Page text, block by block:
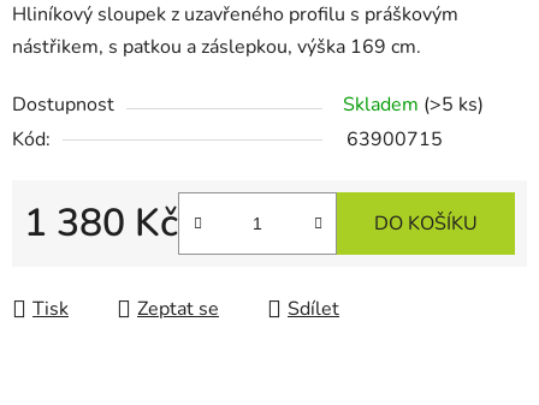
Hliníkový sloupek z uzavřeného profilu s práškovým
nástřikem, s patkou a záslepkou, výška 169 cm.
Dostupnost Skladem (>5 ks)
Kód:
63900715
1 380 Kč DO KOŠÍKU
Tisk Zeptat se Sdílet